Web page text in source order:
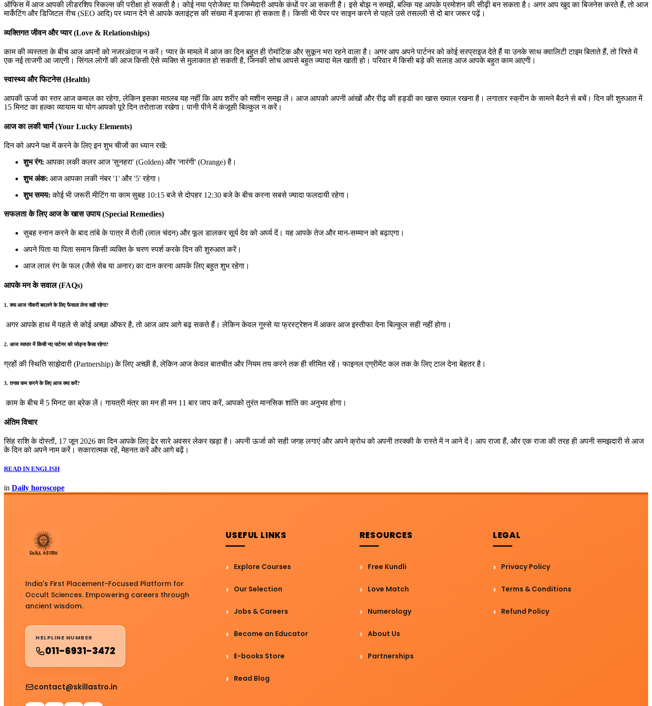
ऑफिस में आज आपकी लीडरशिप स्किल्स की परीक्षा हो सकती है। कोई नया प्रोजेक्ट या जिम्मेदारी आपके कंधों पर आ सकती है। इसे बोझ न समझें, बल्कि यह आपके प्रमोशन की सीढ़ी बन सकता है। अगर आप खुद का बिजनेस करते हैं, तो आज
मार्केटिंग और डिजिटल रीच (SEO आदि) पर ध्यान देने से आपके क्लाइंट्स की संख्या में इजाफा हो सकता है। किसी भी पेपर पर साइन करने से पहले उसे तसल्ली से दो बार जरूर पढ़ें।
व्यक्तिगत जीवन और प्यार (Love & Relationships)
काम की व्यस्तता के बीच आज अपनों को नजरअंदाज न करें। प्यार के मामले में आज का दिन बहुत ही रोमांटिक और सुकून भरा रहने वाला है। अगर आप अपने पार्टनर को कोई सरप्राइज देते हैं या उनके साथ क्वालिटी टाइम बिताते हैं, तो रिश्ते में
एक नई ताजगी आ जाएगी। सिंगल लोगों की आज किसी ऐसे व्यक्ति से मुलाकात हो सकती है, जिनकी सोच आपसे बहुत ज्यादा मेल खाती हो। परिवार में किसी बड़े की सलाह आज आपके बहुत काम आएगी।
स्वास्थ्य और फिटनेस (Health)
आपकी ऊर्जा का स्तर आज कमाल का रहेगा, लेकिन इसका मतलब यह नहीं कि आप शरीर को मशीन समझ लें। आज आपको अपनी आंखों और रीढ़ की हड्डी का खास ख्याल रखना है। लगातार स्क्रीन के सामने बैठने से बचें। दिन की शुरुआत में
15 मिनट का हल्का व्यायाम या योग आपको पूरे दिन तरोताजा रखेगा। पानी पीने में कंजूसी बिल्कुल न करें।
आज का लकी चार्म (Your Lucky Elements)
दिन को अपने पक्ष में करने के लिए इन शुभ चीजों का ध्यान रखें:
शुभ रंग: आपका लकी कलर आज 'सुनहरा' (Golden) और 'नारंगी' (Orange) है।
शुभ अंक: आज आपका लकी नंबर '1' और '5' रहेगा।
शुभ समय: कोई भी जरूरी मीटिंग या काम सुबह 10:15 बजे से दोपहर 12:30 बजे के बीच करना सबसे ज्यादा फलदायी रहेगा।
सफलता के लिए आज के खास उपाय (Special Remedies)
सुबह स्नान करने के बाद तांबे के पात्र में रोली (लाल चंदन) और फूल डालकर सूर्य देव को अर्घ्य दें। यह आपके तेज और मान-सम्मान को बढ़ाएगा।
अपने पिता या पिता समान किसी व्यक्ति के चरण स्पर्श करके दिन की शुरुआत करें।
आज लाल रंग के फल (जैसे सेब या अनार) का दान करना आपके लिए बहुत शुभ रहेगा।
आपके मन के सवाल (FAQs)
1. क्या आज नौकरी बदलने के लिए फैसला लेना सही रहेगा?
अगर आपके हाथ में पहले से कोई अच्छा ऑफर है, तो आज आप आगे बढ़ सकते हैं। लेकिन केवल गुस्से या फ्रस्ट्रेशन में आकर आज इस्तीफा देना बिल्कुल सही नहीं होगा।
2. आज व्यापार में किसी नए पार्टनर को जोड़ना कैसा रहेगा?
ग्रहों की स्थिति साझेदारी (Partnership) के लिए अच्छी है, लेकिन आज केवल बातचीत और नियम तय करने तक ही सीमित रहें। फाइनल एग्रीमेंट कल तक के लिए टाल देना बेहतर है।
3. तनाव कम करने के लिए आज क्या करें?
काम के बीच में 5 मिनट का ब्रेक लें। गायत्री मंत्र का मन ही मन 11 बार जाप करें, आपको तुरंत मानसिक शांति का अनुभव होगा।
अंतिम विचार
सिंह राशि के दोस्तों, 17 जून 2026 का दिन आपके लिए ढेर सारे अवसर लेकर खड़ा है। अपनी ऊर्जा को सही जगह लगाएं और अपने क्रोध को अपनी तरक्की के रास्ते में न आने दें। आप राजा हैं, और एक राजा की तरह ही अपनी समझदारी से आज
के दिन को अपने नाम करें। सकारात्मक रहें, मेहनत करें और आगे बढ़ें।
READ IN ENGLISH
in Daily horoscope
India's First Placement-Focused Platform for
Occult Sciences. Empowering careers through
ancient wisdom.
HELPLINE NUMBER
011-6931-3472
contact@skillastro.in
USEFUL LINKS
Explore Courses
Our Selection
Jobs & Careers
Become an Educator
E-books Store
Read Blog
RESOURCES
Free Kundli
Love Match
Numerology
About Us
Partnerships
LEGAL
Privacy Policy
Terms & Conditions
Refund Policy